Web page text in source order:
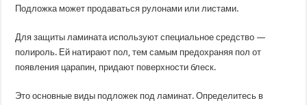
Подложка может продаваться рулонами или листами.
Для защиты ламината используют специальное средство —
полироль. Ей натирают пол, тем самым предохраняя пол от
появления царапин, придают поверхности блеск.
Это основные виды подложек под ламинат. Определитесь в